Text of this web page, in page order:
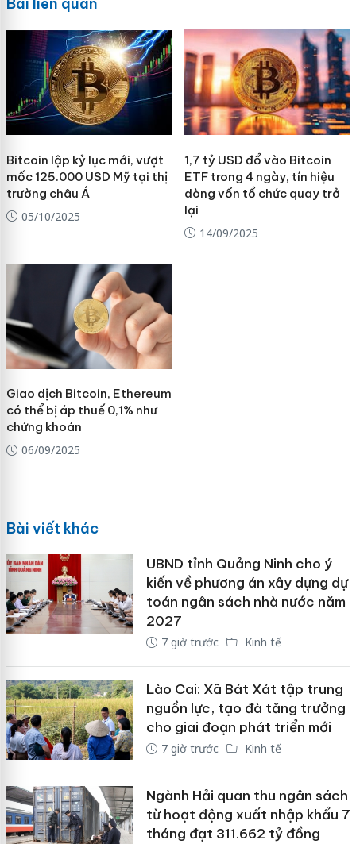
Bài liên quan
Bitcoin lập kỷ lục mới, vượt
mốc 125.000 USD Mỹ tại thị
trường châu Á
05/10/2025
1,7 tỷ USD đổ vào Bitcoin
ETF trong 4 ngày, tín hiệu
dòng vốn tổ chức quay trở
lại
14/09/2025
Giao dịch Bitcoin, Ethereum
có thể bị áp thuế 0,1% như
chứng khoán
06/09/2025
Bài viết khác
UBND tỉnh Quảng Ninh cho ý
kiến về phương án xây dựng dự
toán ngân sách nhà nước năm
2027
7 giờ trước Kinh tế
Lào Cai: Xã Bát Xát tập trung
nguồn lực, tạo đà tăng trưởng
cho giai đoạn phát triển mới
7 giờ trước Kinh tế
Ngành Hải quan thu ngân sách
từ hoạt động xuất nhập khẩu 7
tháng đạt 311.662 tỷ đồng